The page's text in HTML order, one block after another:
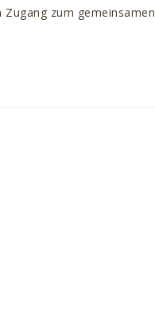
zum gemeinsamen